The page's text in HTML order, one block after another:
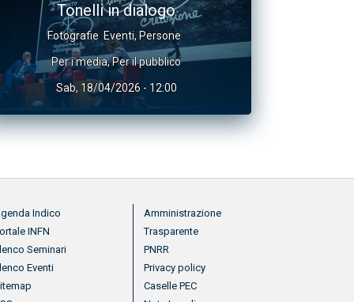
Tonelli in dialogo
Fotografie Eventi, Persone
Per i media,Per il pubblico
Sab, 18/04/2026 - 12:00
footer 2
Indico
INFN
Seminari
Eventi
Menu footer 3
Amministrazione
Trasparente
PNRR
Privacy policy
Caselle PEC